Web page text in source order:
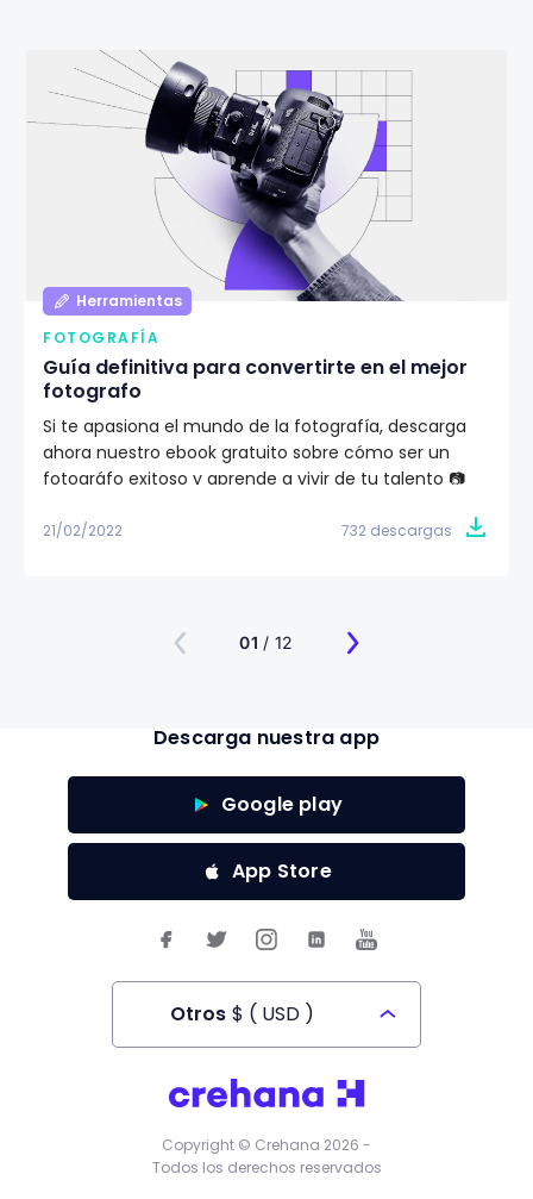
Herramientas
FOTOGRAFÍA
Guía definitiva para convertirte en el mejor
fotografo
Si te apasiona el mundo de la fotografía, descarga
ahora nuestro ebook gratuito sobre cómo ser un
fotográfo exitoso y aprende a vivir de tu talento 📷
21/02/2022 732 descargas
01 / 12
Descarga nuestra app
Google play
App Store
Otros $ ( USD )
Todos los derechos reservados